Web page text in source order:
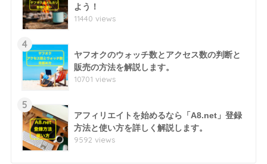
よう！
11440 views
4
ヤフオクのウォッチ数とアクセス数の判断と
販売の方法を解説します。
10701 views
5
アフィリエイトを始めるなら「A8.net」登録
方法と使い方を詳しく解説します。
9592 views